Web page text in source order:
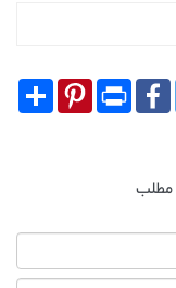
Share
Pinterest Print
Facebook
مطلب